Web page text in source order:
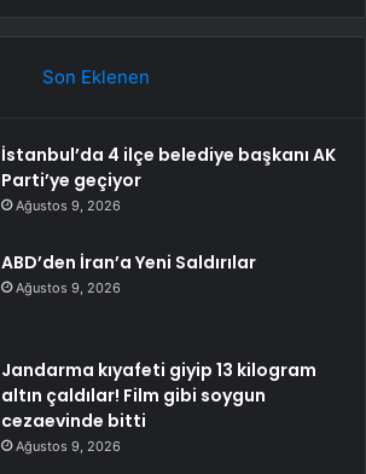
Son Eklenen
İstanbul’da 4 ilçe belediye başkanı AK
Parti’ye geçiyor
Ağustos 9, 2026
ABD’den İran’a Yeni Saldırılar
Ağustos 9, 2026
Jandarma kıyafeti giyip 13 kilogram
altın çaldılar! Film gibi soygun
cezaevinde bitti
Ağustos 9, 2026